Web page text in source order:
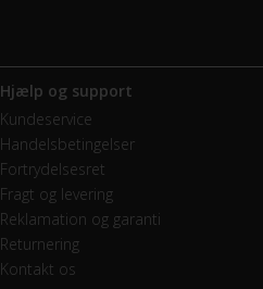
Hjælp og support
Kundeservice
Handelsbetingelser
Fortrydelsesret
Fragt og levering
Reklamation og garanti
Returnering
Kontakt os